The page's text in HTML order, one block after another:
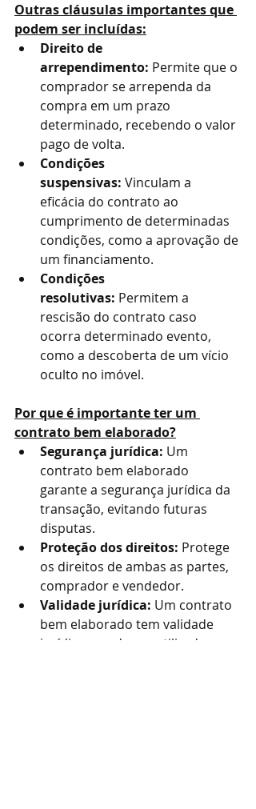
Outras cláusulas importantes que
podem ser incluídas:
Direito de
arrependimento: Permite que o
comprador se arrependa da
compra em um prazo
determinado, recebendo o valor
pago de volta.
Condições
suspensivas: Vinculam a
eficácia do contrato ao
cumprimento de determinadas
condições, como a aprovação de
um financiamento.
Condições
resolutivas: Permitem a
rescisão do contrato caso
ocorra determinado evento,
como a descoberta de um vício
oculto no imóvel.
Por que é importante ter um
contrato bem elaborado?
Segurança jurídica: Um
contrato bem elaborado
garante a segurança jurídica da
transação, evitando futuras
disputas.
Proteção dos direitos: Protege
os direitos de ambas as partes,
comprador e vendedor.
Validade jurídica: Um contrato
bem elaborado tem validade
jurídica e pode ser utilizado